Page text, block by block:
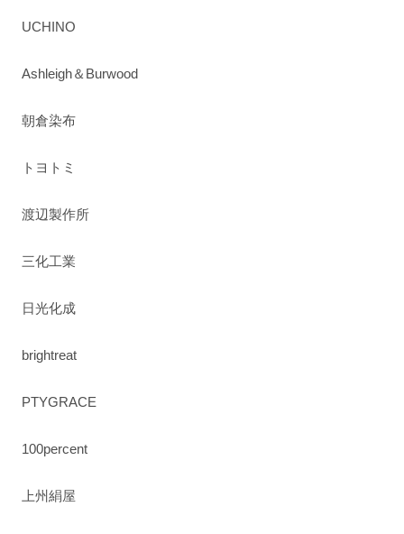
UCHINO
Ashleigh＆Burwood
朝倉染布
トヨトミ
渡辺製作所
三化工業
日光化成
brightreat
PTYGRACE
100percent
上州絹屋